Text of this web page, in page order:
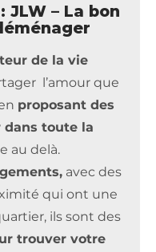
JLW – La bon
de la vie
l’amour que
proposant des
dans toute la
au delà.
avec des
qui ont une
ils sont des
trouver votre